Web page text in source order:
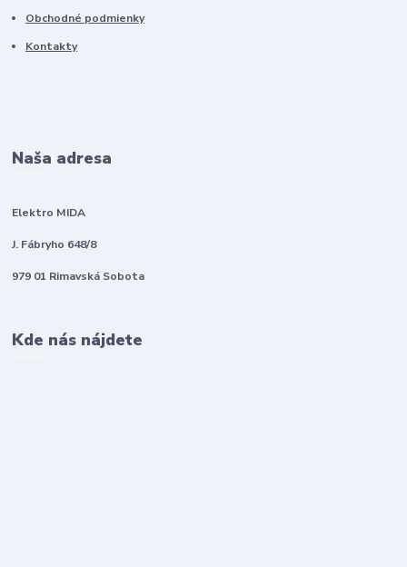
Obchodné podmienky
Kontakty
Naša adresa
Elektro MIDA
J. Fábryho 648/8
979 01 Rimavská Sobota
Kde nás nájdete